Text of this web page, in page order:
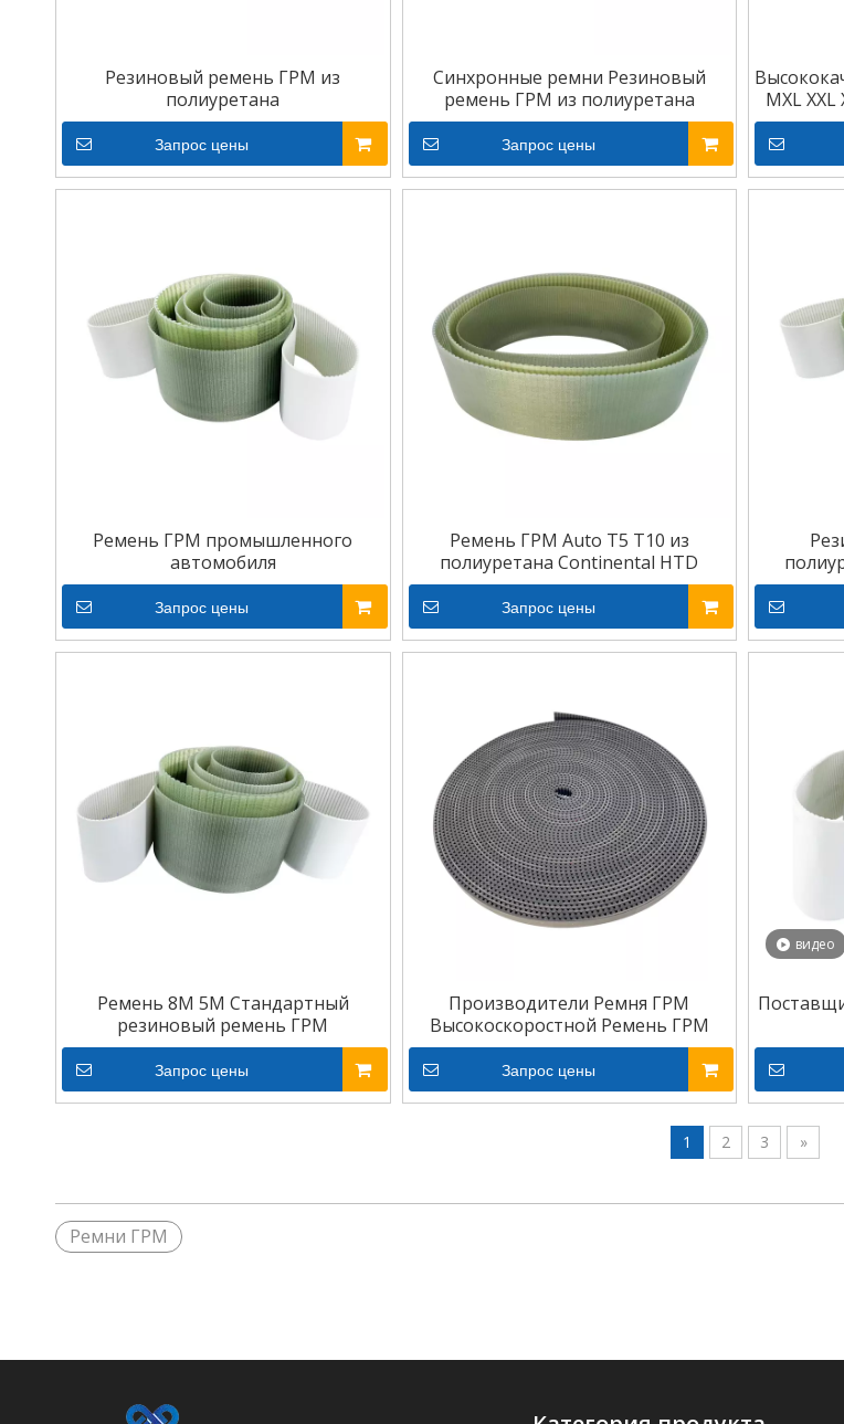
Резиновый ремень ГРМ из
полиуретана
Запрос цены
Синхронные ремни Резиновый
ремень ГРМ из полиуретана
Запрос цены
MXL
Ремень ГРМ промышленного
автомобиля
Запрос цены
Ремень ГРМ Auto T5 T10 из
полиуретана Continental HTD
Запрос цены
Ремень 8M 5M Стандартный
резиновый ремень ГРМ
Запрос цены
Производители Ремня ГРМ
Высокоскоростной Ремень ГРМ
Запрос цены
видео
1 2 3 »
Ремни ГРМ